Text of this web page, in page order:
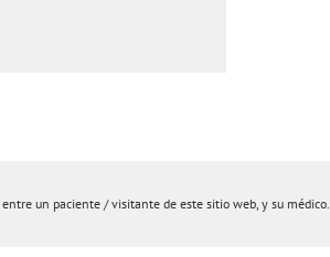
un paciente / visitante de este sitio web, y su médico.